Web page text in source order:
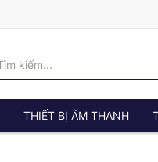
THIẾT BỊ ÂM THANH